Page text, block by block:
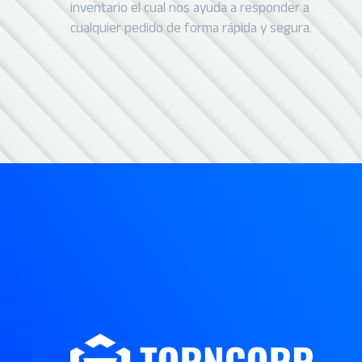
inventario el cual nos ayuda a responder a
cualquier pedido de forma rápida y segura.